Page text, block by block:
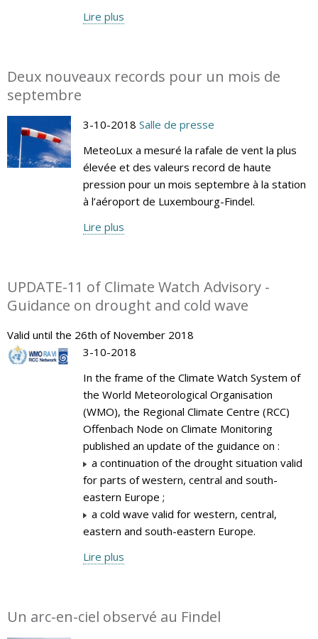
Lire plus
Deux nouveaux records pour un mois de
septembre
3-10-2018 Salle de presse
MeteoLux a mesuré la rafale de vent la plus
élevée et des valeurs record de haute
pression pour un mois septembre à la station
à l’aéroport de Luxembourg-Findel.
Lire plus
UPDATE-11 of Climate Watch Advisory -
Guidance on drought and cold wave
Valid until the 26th of November 2018
3-10-2018
In the frame of the Climate Watch System of
the World Meteorological Organisation
(WMO), the Regional Climate Centre (RCC)
Offenbach Node on Climate Monitoring
published an update of the guidance on :
a continuation of the drought situation valid
for parts of western, central and south-
eastern Europe ;
a cold wave valid for western, central,
eastern and south-eastern Europe.
Lire plus
Un arc-en-ciel observé au Findel